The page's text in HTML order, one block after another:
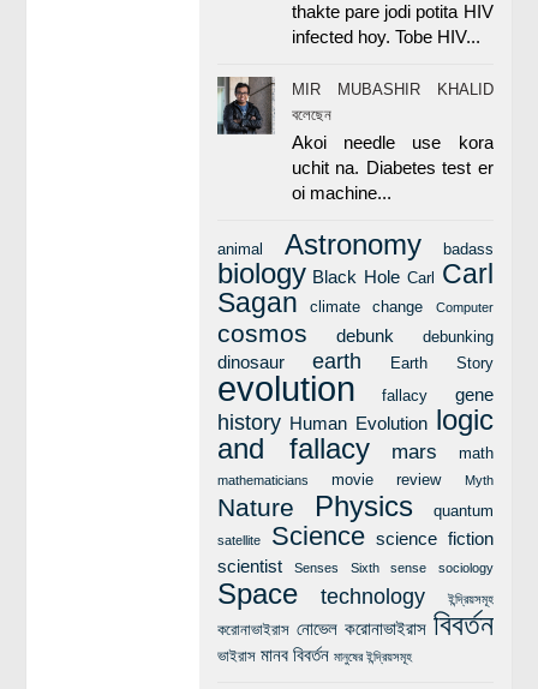
thakte pare jodi potita HIV
infected hoy. Tobe HIV...
MIR MUBASHIR KHALID
বলেছেন
Akoi needle use kora
uchit na. Diabetes test er
oi machine...
animal Astronomy badass
biology Black Hole Carl
Carl
Sagan
climate change Computer
cosmos debunk debunking
dinosaur earth Earth Story
evolution fallacy gene
history Human Evolution
logic
and fallacy
mars math
mathematicians movie review Myth
Nature Physics quantum
satellite Science science fiction
scientist
Senses Sixth sense sociology
Space technology ইন্দ্রিয়সমূহ
করোনাভাইরাস নোভেল করোনাভাইরাস বিবর্তন
ভাইরাস মানব বিবর্তন মানুষের ইন্দ্রিয়সমূহ